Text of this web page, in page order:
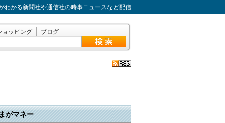
わかる新聞社や通信社の時事ニュースなど配信
ョッピング ブログ
がマネー